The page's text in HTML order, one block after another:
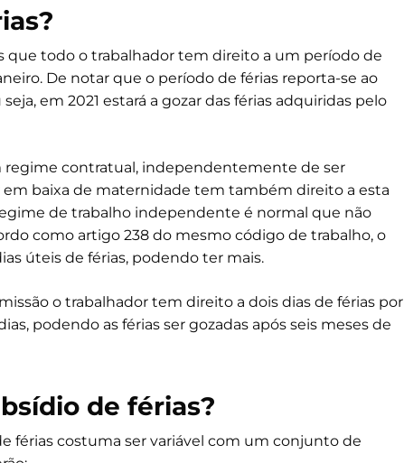
que todo o trabalhador tem direito a um período de
De notar que o período de férias reporta-se ao
em 2021 estará a gozar das férias adquiridas pelo
regime contratual, independentemente de ser
baixa de maternidade tem também direito a esta
de trabalho independente é normal que não
como artigo 238 do mesmo código de trabalho, o
úteis de férias, podendo ter mais.
o trabalhador tem direito a dois dias de férias por
podendo as férias ser gozadas após seis meses de
de férias?
férias costuma ser variável com um conjunto de